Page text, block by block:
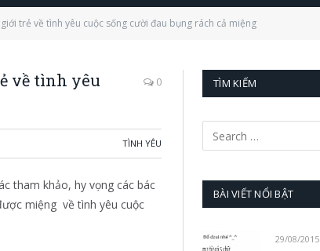
trẻ về tình yêu cuộc sống cười đau bụng rách cả miệng
về tình yêu
0
TÌNH YÊU
tham khảo, hy vọng các bác
miệng về tình yêu cuộc
TÌM KIẾM
BÀI VIẾT NỔI BẬT
29/08/2015